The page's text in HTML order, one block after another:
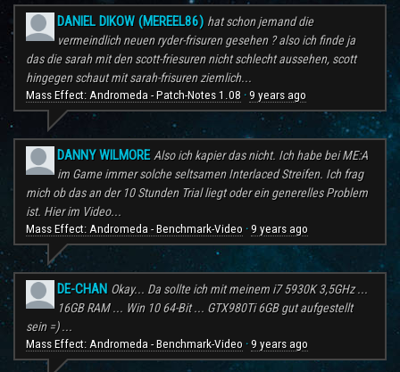
DANIEL DIKOW (MEREEL86) hat schon jemand die
vermeindlich neuen ryder-frisuren gesehen ? also ich finde ja
das die sarah mit den scott-friesuren nicht schlecht aussehen, scott
hingegen schaut mit sarah-frisuren ziemlich...
Mass Effect: Andromeda - Patch-Notes 1.08 · 9 years ago
DANNY WILMORE Also ich kapier das nicht. Ich habe bei ME:A
im Game immer solche seltsamen Interlaced Streifen. Ich frag
mich ob das an der 10 Stunden Trial liegt oder ein generelles Problem
ist. Hier im Video...
Mass Effect: Andromeda - Benchmark-Video · 9 years ago
DE-CHAN Okay... Da sollte ich mit meinem i7 5930K 3,5GHz ...
16GB RAM ... Win 10 64-Bit ... GTX980Ti 6GB gut aufgestellt
sein =) ...
Mass Effect: Andromeda - Benchmark-Video · 9 years ago